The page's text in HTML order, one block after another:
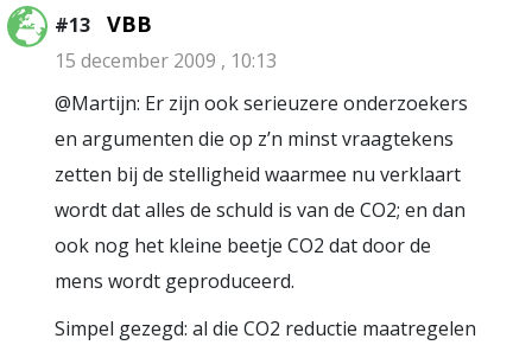
#13 VBB
15 december 2009 , 10:13
@Martijn: Er zijn ook serieuzere onderzoekers
en argumenten die op z’n minst vraagtekens
zetten bij de stelligheid waarmee nu verklaart
wordt dat alles de schuld is van de CO2; en dan
ook nog het kleine beetje CO2 dat door de
mens wordt geproduceerd.
Simpel gezegd: al die CO2 reductie maatregelen